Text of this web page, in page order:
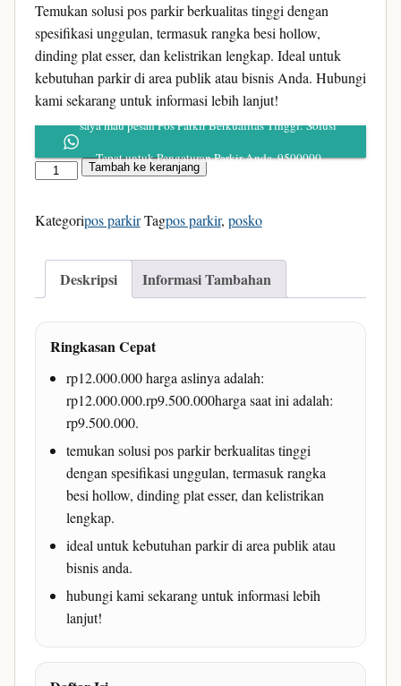
adalah:
Rp12.000.000.
ini
adalah:
Rp9.500.000.
Temukan solusi pos parkir berkualitas tinggi dengan
spesifikasi unggulan, termasuk rangka besi hollow,
dinding plat esser, dan kelistrikan lengkap. Ideal untuk
kebutuhan parkir di area publik atau bisnis Anda. Hubungi
kami sekarang untuk informasi lebih lanjut!
saya mau pesan Pos Parkir Berkualitas Tinggi: Solusi
Tepat untuk Pengaturan Parkir Anda, 9500000
Kuantitas
Parkir
Berkualitas
Tinggi:
Solusi
Tepat
Pengaturan
Tambah ke keranjang
Kategoripos parkir Tagpos parkir, posko
Deskripsi Informasi Tambahan
Ringkasan Cepat
rp12.000.000 harga aslinya adalah:
rp12.000.000.rp9.500.000harga saat ini adalah:
rp9.500.000.
temukan solusi pos parkir berkualitas tinggi
dengan spesifikasi unggulan, termasuk rangka
besi hollow, dinding plat esser, dan kelistrikan
lengkap.
ideal untuk kebutuhan parkir di area publik atau
bisnis anda.
hubungi kami sekarang untuk informasi lebih
lanjut!